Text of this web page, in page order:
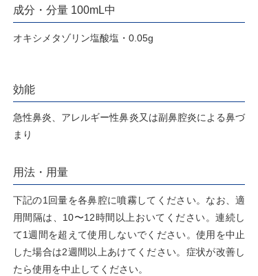
成分・分量 100mL中
オキシメタゾリン塩酸塩・0.05g
効能
急性鼻炎、アレルギー性鼻炎又は副鼻腔炎による鼻づ
まり
用法・用量
下記の1回量を各鼻腔に噴霧してください。なお、適
用間隔は、10〜12時間以上おいてください。連続し
て1週間を超えて使用しないでください。使用を中止
した場合は2週間以上あけてください。症状が改善し
たら使用を中止してください。